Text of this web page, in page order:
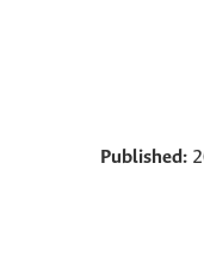
Published: